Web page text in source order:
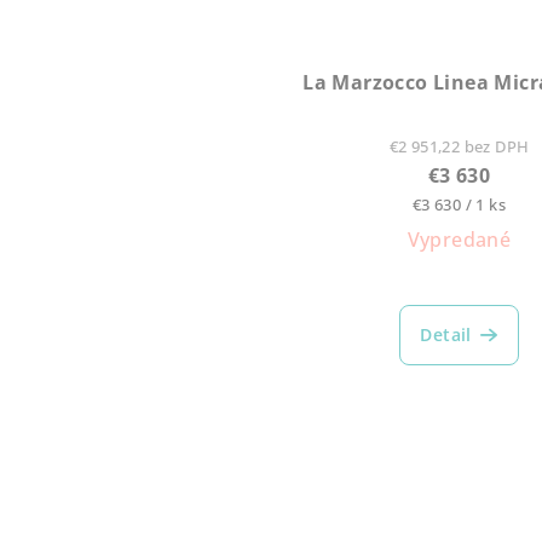
La Marzocco Linea
€2 951,22 bez DPH
€3 630
Jednotková
cena:
€3 630 / 1 ks
Vypredané
Detail